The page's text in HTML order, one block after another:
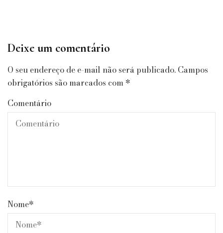
Deixe um comentário
O seu endereço de e-mail não será publicado. Campos
obrigatórios são marcados com *
Comentário
Nome*